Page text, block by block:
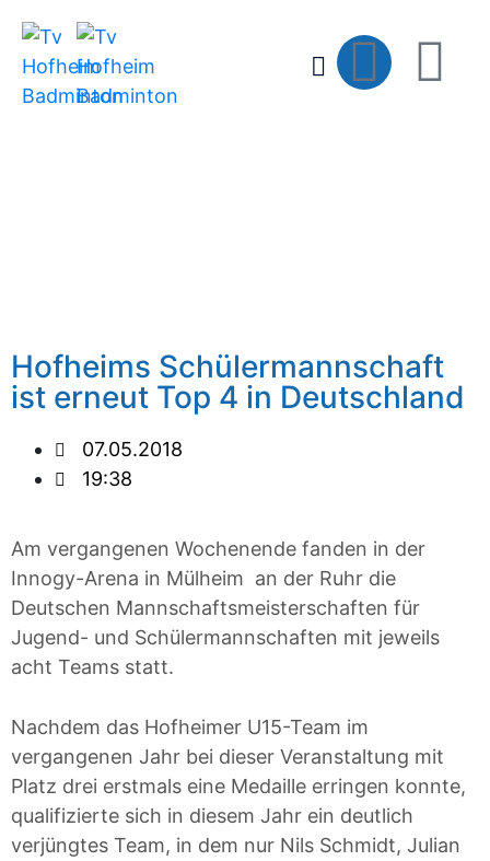
Hofheims Schülermannschaft
ist erneut Top 4 in Deutschland
07.05.2018
19:38
Am vergangenen Wochenende fanden in der
Innogy-Arena in Mülheim an der Ruhr die
Deutschen Mannschaftsmeisterschaften für
Jugend- und Schülermannschaften mit jeweils
acht Teams statt.
Nachdem das Hofheimer U15-Team im
vergangenen Jahr bei dieser Veranstaltung mit
Platz drei erstmals eine Medaille erringen konnte,
qualifizierte sich in diesem Jahr ein deutlich
verjüngtes Team, in dem nur Nils Schmidt, Julian